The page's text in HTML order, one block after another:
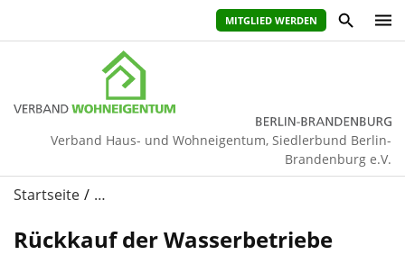
MITGLIED WERDEN
Verband Haus- und Wohneigentum, Siedlerbund Berlin-
Brandenburg e.V.
Startseite …
Rückkauf der Wasserbetriebe